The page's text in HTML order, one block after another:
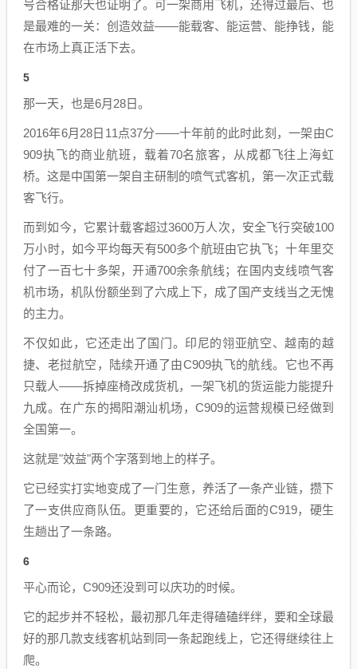
号合格证那天也证明了。可一架商用飞机，还得过最后、也
是最难的一关：创造效益——能载客、能运营、能挣钱，能
在市场上真正活下去。
5
那一天，也是6月28日。
2016年6月28日11点37分——十年前的此时此刻，一架由C
909执飞的商业航班，载着70名旅客，从成都飞往上海虹
桥。这是中国第一架自主研制的喷气式客机，第一次正式载
客飞行。
而到如今，它累计载客超过3600万人次，安全飞行突破100
万小时，如今平均每天有500多个航班由它执飞；十年里交
付了一百七十多架，开通700余条航线；在国内支线喷气客
机市场，机队份额坐到了六成上下，成了国产支线当之无愧
的主力。
不仅如此，它还走出了国门。印尼的翎亚航空、越南的越
捷、老挝航空，陆续开通了由C909执飞的航线。它也不再
只载人——拆掉座椅改成货机，一架飞机的货运能力能提升
九成。在广东的揭阳潮汕机场，C909的运营规模已经做到
全国第一。
这就是"效益"两个字落到地上的样子。
它已经实打实地变成了一门生意，养活了一条产业链，攒下
了一支供应商队伍。更重要的，它还给后面的C919，硬生
生趟出了一条路。
6
平心而论，C909还没到可以庆功的时候。
它的起步并不轻松，最初那几年走得磕磕绊绊，要和全球最
好的那几款支线客机站到同一条起跑线上，它还得继续往上
爬。